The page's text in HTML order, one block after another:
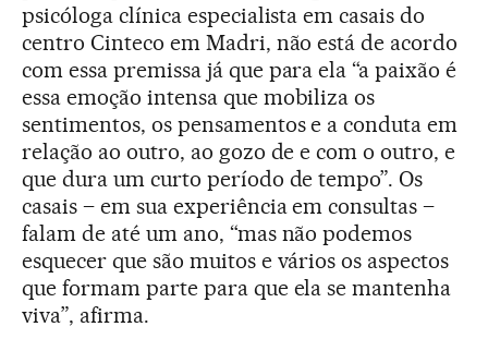
psicóloga clínica especialista em casais do
centro Cinteco em Madri, não está de acordo
com essa premissa já que para ela “a paixão é
essa emoção intensa que mobiliza os
sentimentos, os pensamentos e a conduta em
relação ao outro, ao gozo de e com o outro, e
que dura um curto período de tempo”. Os
casais – em sua experiência em consultas –
falam de até um ano, “mas não podemos
esquecer que são muitos e vários os aspectos
que formam parte para que ela se mantenha
viva”, afirma.